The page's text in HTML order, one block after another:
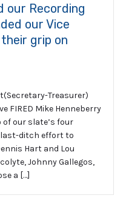
our Recording
our Vice
grip on
Treasurer)
FIRED Mike Henneberry
of our slate’s four
last-ditch effort to
Hart and Lou
Johnny Gallegos,
a […]